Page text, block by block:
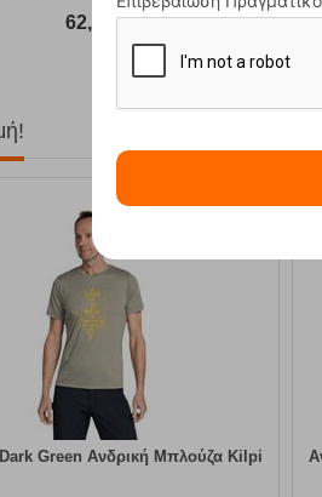
62,50 €
Green Ανδρική Μπλούζα Kilpi